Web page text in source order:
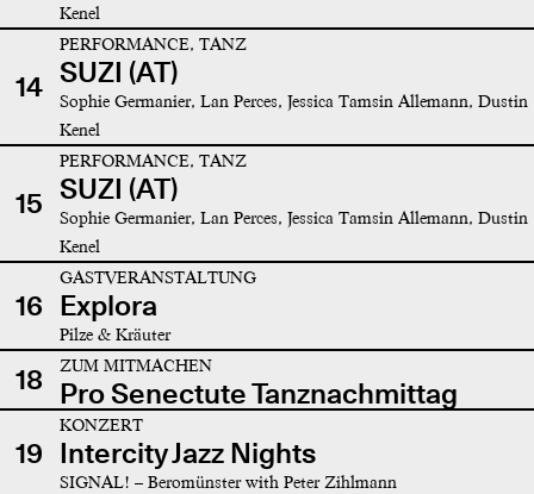
Kenel
14
PERFORMANCE, TANZ
SUZI (AT)
Sophie Germanier, Lan Perces, Jessica Tamsin Allemann, Dustin
Kenel
15
PERFORMANCE, TANZ
SUZI (AT)
Sophie Germanier, Lan Perces, Jessica Tamsin Allemann, Dustin
Kenel
16
GASTVERANSTALTUNG
Explora
Pilze & Kräuter
18 ZUM MITMACHEN
Pro Senectute Tanznachmittag
19
KONZERT
Intercity Jazz Nights
SIGNAL! – Beromünster with Peter Zihlmann